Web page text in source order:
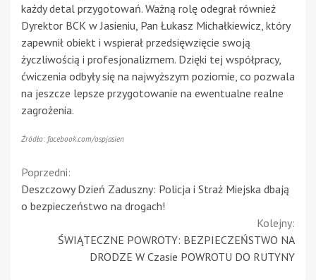
każdy detal przygotowań. Ważną rolę odegrał również
Dyrektor BCK w Jasieniu, Pan Łukasz Michałkiewicz, który
zapewnił obiekt i wspierał przedsięwzięcie swoją
życzliwością i profesjonalizmem. Dzięki tej współpracy,
ćwiczenia odbyły się na najwyższym poziomie, co pozwala
na jeszcze lepsze przygotowanie na ewentualne realne
zagrożenia.
Źródło: facebook.com/ospjasien
Continue
Reading
Poprzedni:
Deszczowy Dzień Zaduszny: Policja i Straż Miejska dbają
o bezpieczeństwo na drogach!
Kolejny:
ŚWIĄTECZNE POWROTY: BEZPIECZEŃSTWO NA
DRODZE W Czasie POWROTU DO RUTYNY